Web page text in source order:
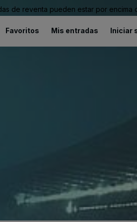
de reventa pueden estar por encima
Favoritos Mis entradas Iniciar